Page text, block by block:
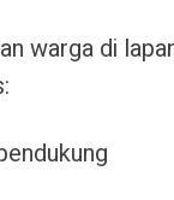
warga di